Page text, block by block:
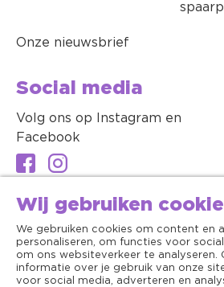
Onze nieuwsbrief
Social media
Volg ons op Instagram en
Facebook
Wij gebruiken
We gebruiken cookies om content en
personaliseren, om functies voor
om ons websiteverkeer te analyseren.
informatie over je gebruik van onze
voor social media, adverteren en